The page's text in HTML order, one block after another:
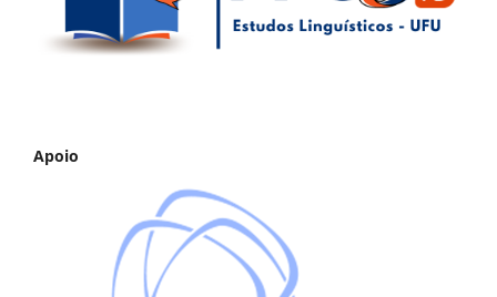
Apoio